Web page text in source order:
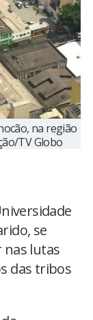
na região
TV Globo
se
nas lutas
das tribos